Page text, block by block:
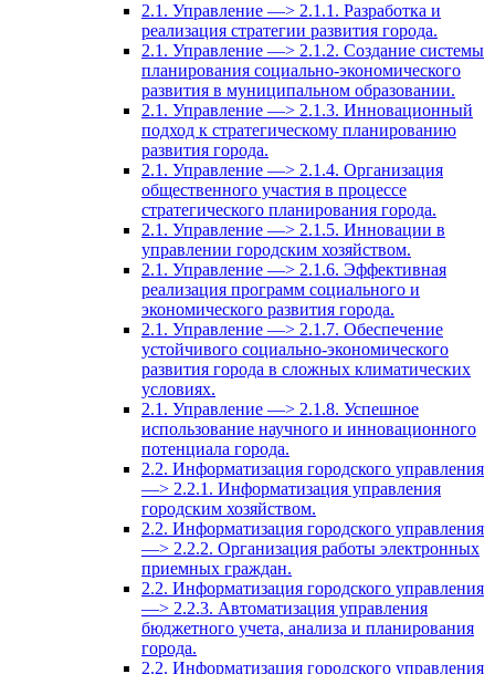
2.1. Управление —> 2.1.1. Разработка и
реализация стратегии развития города.
2.1. Управление —> 2.1.2. Создание системы
планирования социально-экономического
развития в муниципальном образовании.
2.1. Управление —> 2.1.3. Инновационный
подход к стратегическому планированию
развития города.
2.1. Управление —> 2.1.4. Организация
общественного участия в процессе
стратегического планирования города.
2.1. Управление —> 2.1.5. Инновации в
управлении городским хозяйством.
2.1. Управление —> 2.1.6. Эффективная
реализация программ социального и
экономического развития города.
2.1. Управление —> 2.1.7. Обеспечение
устойчивого социально-экономического
развития города в сложных климатических
условиях.
2.1. Управление —> 2.1.8. Успешное
использование научного и инновационного
потенциала города.
2.2. Информатизация городского управления
—> 2.2.1. Информатизация управления
городским хозяйством.
2.2. Информатизация городского управления
—> 2.2.2. Организация работы электронных
приемных граждан.
2.2. Информатизация городского управления
—> 2.2.3. Автоматизация управления
бюджетного учета, анализа и планирования
города.
2.2. Информатизация городского управления